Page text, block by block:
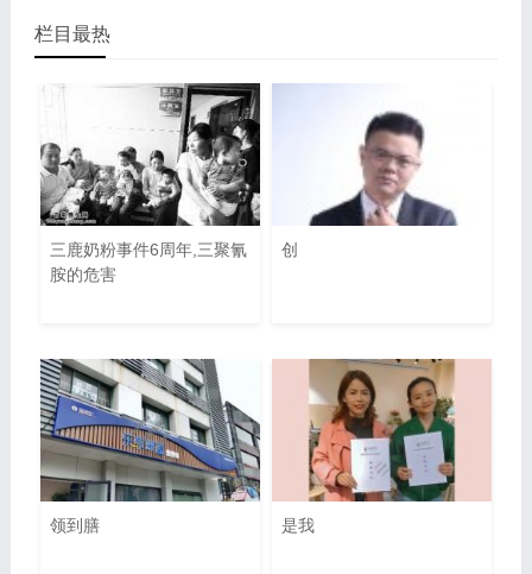
栏目最热
三鹿奶粉事件6周年,三聚氰
胺的危害
创
领到膳 是我